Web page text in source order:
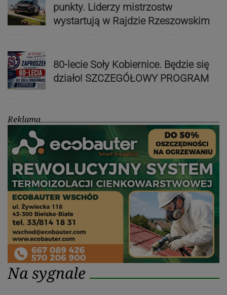
punkty. Liderzy mistrzostw
wystartują w Rajdzie Rzeszowskim
80-lecie Soły Kobiernice. Będzie się
działo! SZCZEGÓŁOWY PROGRAM
Reklama
Na sygnale